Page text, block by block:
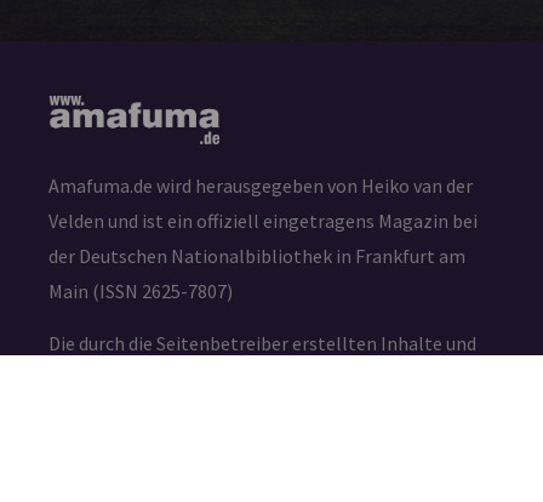
Amafuma.de wird herausgegeben von Heiko van der
Velden und ist ein offiziell eingetragens Magazin bei
der Deutschen Nationalbibliothek in Frankfurt am
Main (ISSN 2625-7807)
Die durch die Seitenbetreiber erstellten Inhalte und